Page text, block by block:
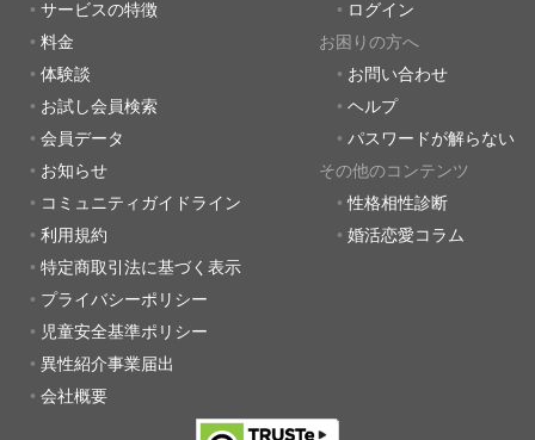
サービスの特徴
料金
体験談
お試し会員検索
会員データ
お知らせ
コミュニティガイドライン
利用規約
特定商取引法に基づく表示
プライバシーポリシー
児童安全基準ポリシー
異性紹介事業届出
会社概要
ログイン
お困りの方へ
お問い合わせ
ヘルプ
パスワードが解らない
その他のコンテンツ
性格相性診断
婚活恋愛コラム